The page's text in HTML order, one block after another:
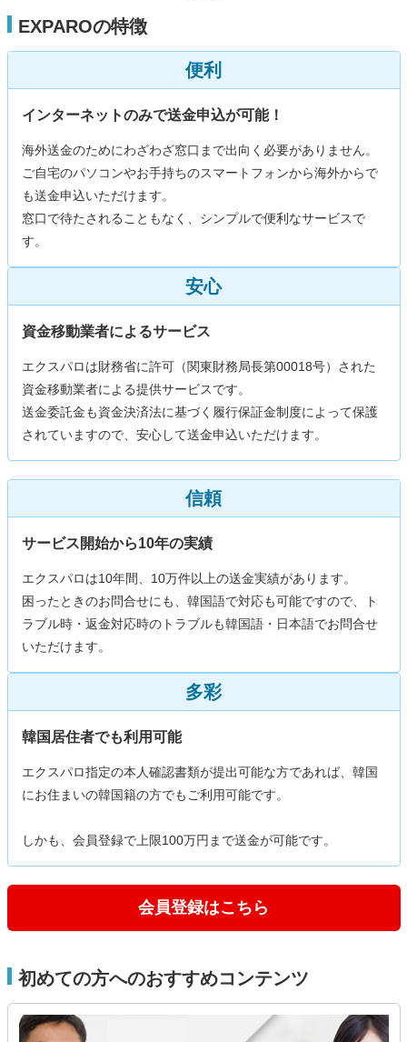
EXPAROの特徴
便利
インターネットのみで送金申込が可能！
海外送金のためにわざわざ窓口まで出向く必要がありません。
ご自宅のパソコンやお手持ちのスマートフォンから海外からで
も送金申込いただけます。
窓口で待たされることもなく、シンプルで便利なサービスで
す。
安心
資金移動業者によるサービス
エクスパロは財務省に許可（関東財務局長第00018号）された
資金移動業者による提供サービスです。
送金委託金も資金決済法に基づく履行保証金制度によって保護
されていますので、安心して送金申込いただけます。
信頼
サービス開始から10年の実績
エクスパロは10年間、10万件以上の送金実績があります。
困ったときのお問合せにも、韓国語で対応も可能ですので、ト
ラブル時・返金対応時のトラブルも韓国語・日本語でお問合せ
いただけます。
多彩
韓国居住者でも利用可能
エクスパロ指定の本人確認書類が提出可能な方であれば、韓国
にお住まいの韓国籍の方でもご利用可能です。
しかも、会員登録で上限100万円まで送金が可能です。
会員登録はこちら
初めての方へのおすすめコンテンツ